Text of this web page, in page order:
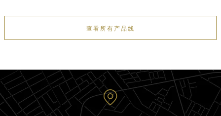
查看所有产品线